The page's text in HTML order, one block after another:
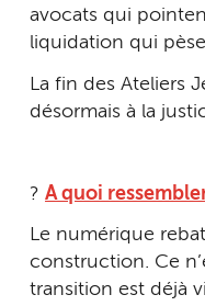
avocats qui
liquidation qui pèse
La fin des Ateliers
désormais à la
? A quoi
Le numérique
construction. Ce
transition est déjà